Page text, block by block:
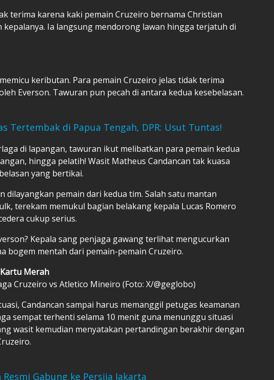
terima karena kaki pemain Cruzeiro bernama Christian
kepalanya. Ia langsung mendorong lawan hingga terjatuh di
keributan. Para pemain Cruzeiro jelas tidak terima
Everson. Tawuran pun pecah di antara kedua kesebelasan.
Tertembak di Papua Tengah, DPR: Usut Tuntas!
di lapangan, tawuran ikut melibatkan para pemain kedua
hingga pelatih! Wasit Matheus Candancan tak kuasa
yang bertikai.
dilayangkan pemain dari kedua tim. Salah satu mantan
terekam memukul bagian belakang kepala Lucas Romero
cukup serius.
Kepala sang penjaga gawang terlihat mengucurkan
bogem mentah dari pemain-pemain Cruzeiro.
Merah
Cruzeiro vs Atletico Mineiro (Foto: X/@geglobo)
Candancan sampai harus memanggil petugas keamanan
sempat terhenti selama 10 menit guna menunggu situasi
wasit kemudian menyatakan pertandingan berakhir dengan
Gabung ke Persija Jakarta